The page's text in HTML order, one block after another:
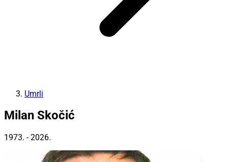
Umrli
Milan Skočić
1973. - 2026.